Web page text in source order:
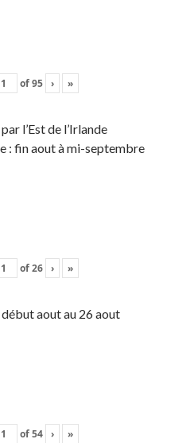
of95 › »
l’Est de l’Irlande
: fin aout à mi-septembre
of26 › »
aout au 26 aout
of54 › »